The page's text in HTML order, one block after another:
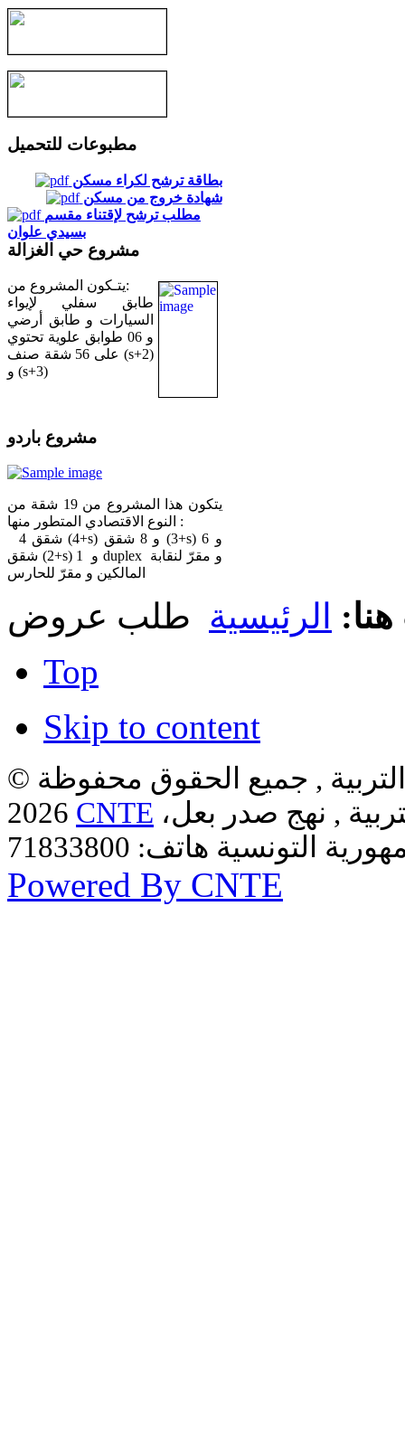
مطبوعات للتحميل
بطاقة ترشح لكراء مسكن
شهادة خروج من مسكن
مطلب ترشح لإقتناء مقسم
بسيدي علوان
مشروع حي الغزالة
يتـكون المشروع من:
طابق سفلي لإيواء
السيارات و طابق أرضي
و 06 طوابق علوية تحتوي
على 56 شقة صنف (s+2)
و (s+3)
مشروع باردو
يتكون هذا المشروع من 19 شقة من
النوع الاقتصادي المتطور منها :
4 شقق (4+s) و 8 شقق (3+s) و 6
شقق (2+s) و 1 duplex و مقرّ لنقابة
المالكين و مقرّ للحارس
الرئيسية طلب عروض
Top
Skip to content
, جميع الحقوق محفوظة ©
CNTE , نهج صدر بعل،
Powered By CNTE